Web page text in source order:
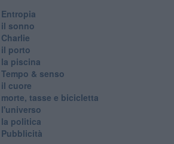
Entropia
il sonno
il porto
la piscina
& senso
il cuore
morte, tasse e bicicletta
l'universo
la politica
Pubblicità